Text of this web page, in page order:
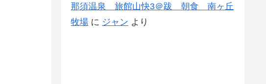
那須温泉 旅館山快3＠跋 朝食 南ヶ丘
牧場 に ジャン より